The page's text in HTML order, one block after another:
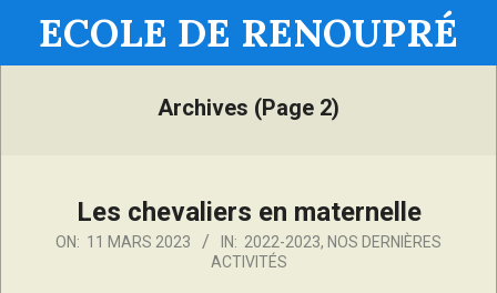
ECOLE DE RENOUPRÉ
Archives (Page 2)
Les chevaliers en maternelle
ON: 11 MARS 2023 IN: 2022-2023, NOS DERNIÈRES
ACTIVITÉS